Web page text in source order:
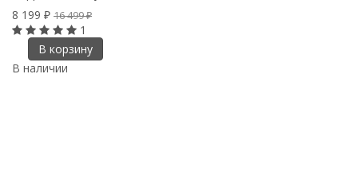
8 199 ₽ 16 499₽
1
В корзину
В наличии